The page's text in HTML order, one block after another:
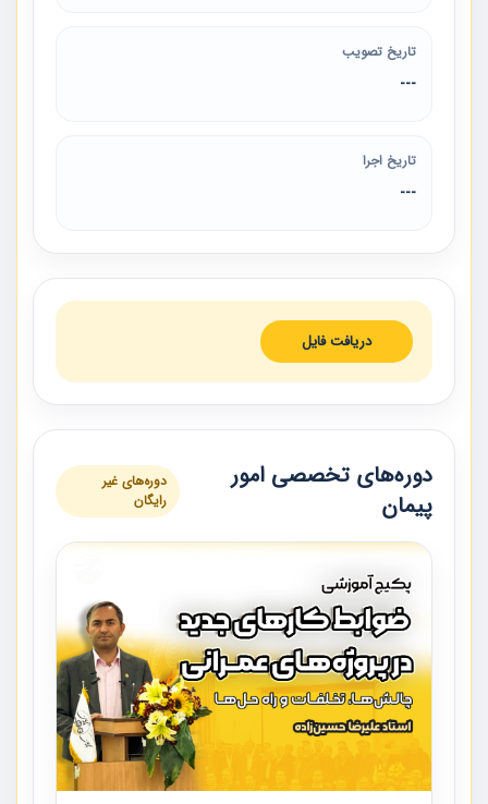
تاریخ تصویب
---
تاریخ اجرا
---
دریافت فایل
دوره‌های تخصصی امور
پیمان
دوره‌های غیر
رایگان